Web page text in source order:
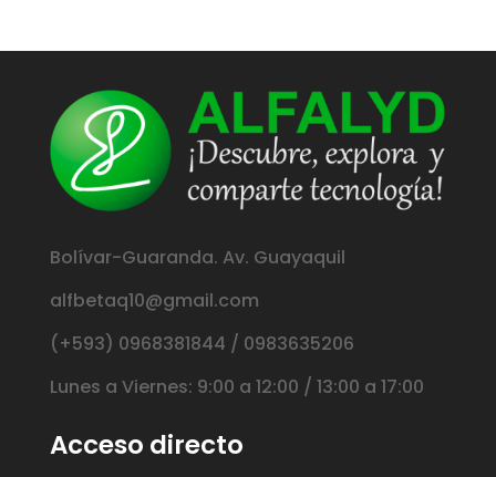
Bolívar-Guaranda. Av. Guayaquil
alfbetaq10@gmail.com
(+593) 0968381844 / 0983635206
Lunes a Viernes: 9:00 a 12:00 / 13:00 a 17:00
Acceso directo